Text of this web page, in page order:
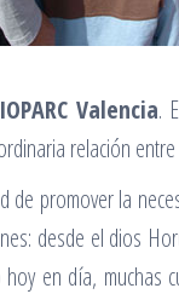
Valencia.
relación
promover la
desde el dios
en día, muchas